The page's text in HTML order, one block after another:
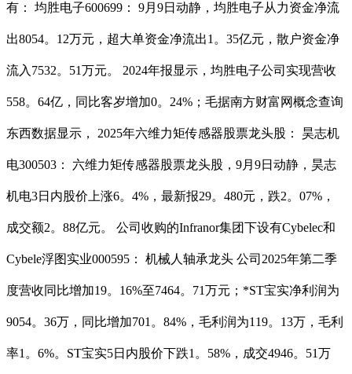
有： 均胜电子600699： 9月9日动静，均胜电子从力资金净流
出8054。12万元，超大单资金净流出1。35亿元，散户资金净
流入7532。51万元。 2024年报显示，均胜电子公司实现营收
558。64亿，同比客岁增加0。24%；毛据南方财富网概念查询
东西数据显示， 2025年六维力矩传感器股票龙头股： 昊志机
电300503： 六维力矩传感器股票龙头股，9月9日动静，昊志
机电3日内股价上涨6。4%，最新报29。480元，跌2。07%，
成交额2。88亿元。 公司收购的Infranor集团下设有Cybelec和
Cybele浮图实业000595： 机械人轴承龙头 公司2025年第二季
度营收同比增加19。16%至7464。71万元；*ST宝实净利润为
9054。36万，同比增加701。84%，毛利润为119。13万，毛利
率1。6%。ST宝实5日内股价下跌1。58%，成交4946。51万